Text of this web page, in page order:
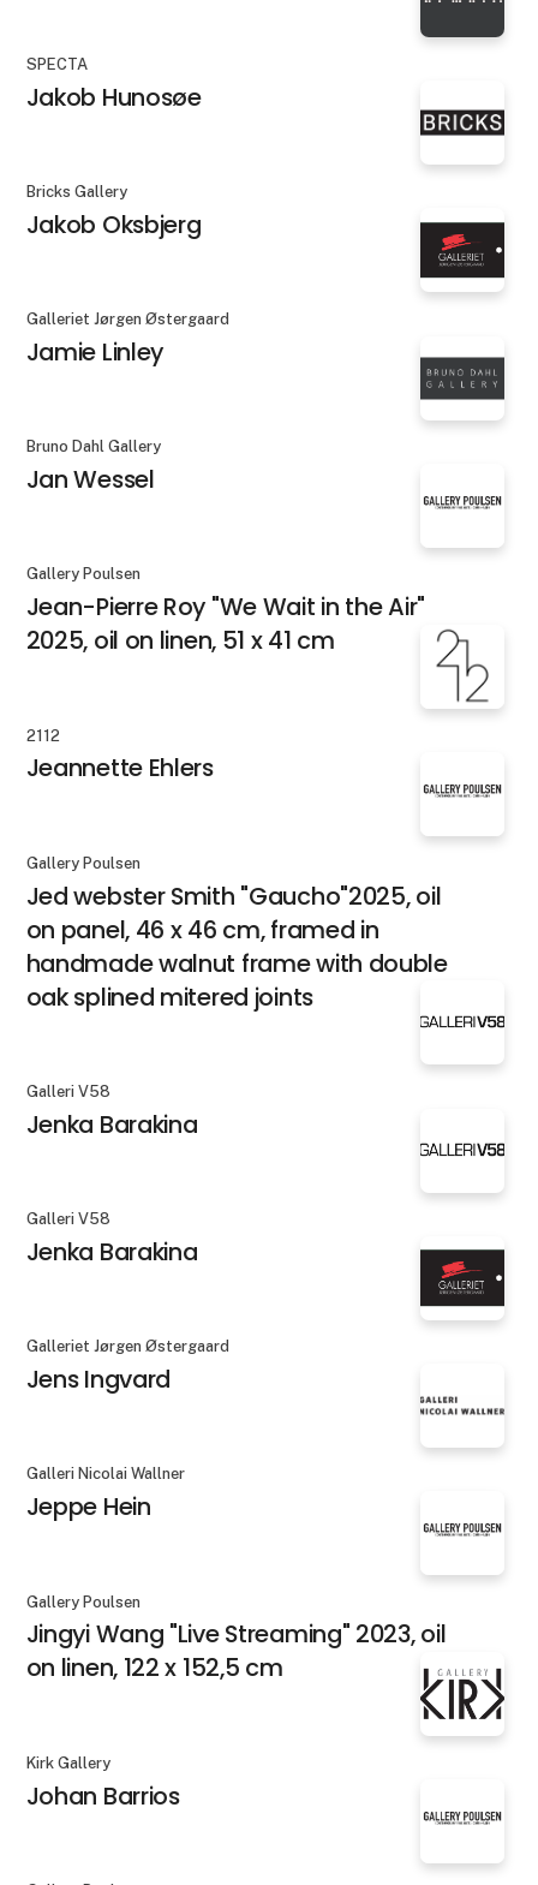
SPECTA
Jakob Hunosøe
Bricks Gallery
Jakob Oksbjerg
Galleriet Jørgen Østergaard
Jamie Linley
Bruno Dahl Gallery
Jan Wessel
Gallery Poulsen
Jean-Pierre Roy "We Wait in the Air"
2025, oil on linen, 51 x 41 cm
2112
Jeannette Ehlers
Gallery Poulsen
Jed webster Smith "Gaucho"2025, oil
on panel, 46 x 46 cm, framed in
handmade walnut frame with double
oak splined mitered joints
Galleri V58
Jenka Barakina
Galleri V58
Jenka Barakina
Galleriet Jørgen Østergaard
Jens Ingvard
Galleri Nicolai Wallner
Jeppe Hein
Gallery Poulsen
Jingyi Wang "Live Streaming" 2023, oil
on linen, 122 x 152,5 cm
Kirk Gallery
Johan Barrios